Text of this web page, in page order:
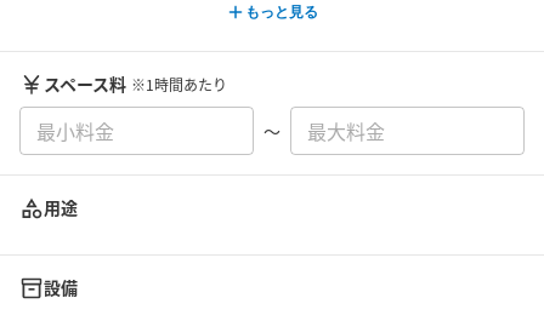
もっと見る
スペース料 ※1時間あたり
〜
用途
設備